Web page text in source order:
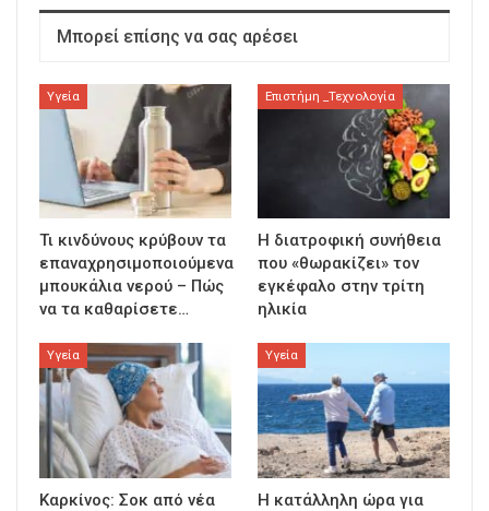
Μπορεί επίσης να σας αρέσει
Υγεία
Τι κινδύνους κρύβουν τα
επαναχρησιμοποιούμενα
μπουκάλια νερού – Πώς
να τα καθαρίσετε…
Επιστήμη _Τεχνολογία
Η διατροφική συνήθεια
που «θωρακίζει» τον
εγκέφαλο στην τρίτη
ηλικία
Υγεία
Καρκίνος: Σοκ από νέα
Υγεία
Η κατάλληλη ώρα για